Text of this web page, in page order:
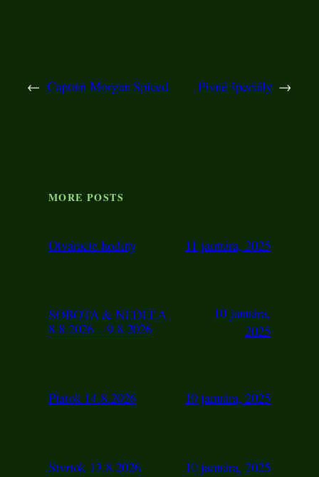
← Captain Morgan Spiced Pivné špeciály →
MORE POSTS
Otváracie hodiny 11 januára, 2025
SOBOTA & NEDEĽA
8.8.2026 – 9.8.2026
10 januára,
2025
Piatok 14.8.2026 10 januára, 2025
Štvrtok 13.8.2026 10 januára, 2025